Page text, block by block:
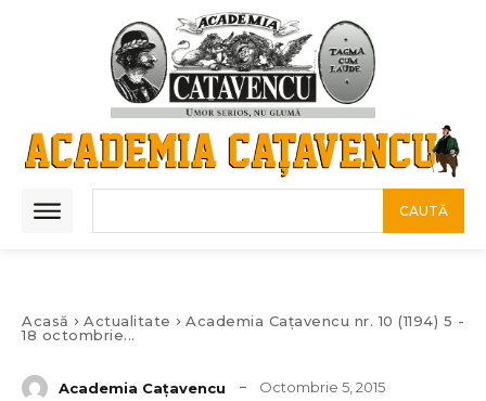
CAUTĂ
Acasă Actualitate
Academia Cațavencu nr. 10 (1194) 5 -
18 octombrie...
Academia Caţavencu Octombrie 5, 2015